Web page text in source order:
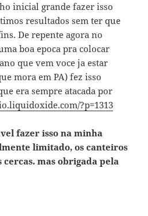
inicial grande fazer isso
resultados sem ter que
De repente agora no
boa epoca pra colocar
que vem voce ja estar
mora em PA) fez isso
era sempre atacada por
?p=1313
fazer isso na minha
limitado, os canteiros
cercas. mas obrigada pela